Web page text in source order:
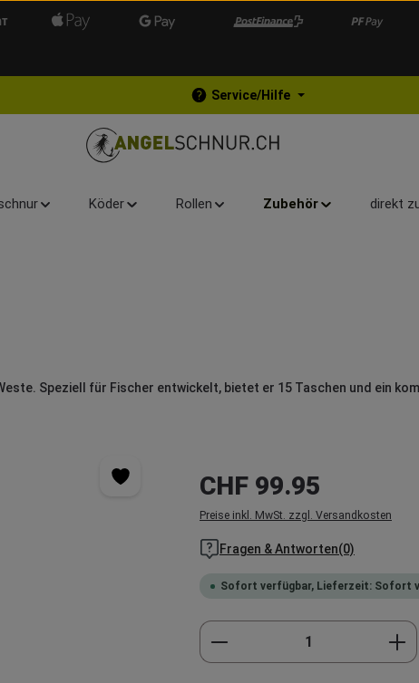
Service/Hilfe
Köder Rollen Zubehör direkt
Speziell für Fischer entwickelt, bietet er 15 Taschen und ein
Regulärer Preis:
CHF 99.95
Preise inkl. MwSt. zzgl. Versandkosten
Fragen & Antworten(0)
Sofort verfügbar, Lieferzeit: Sofort
Produkt Anzahl: Gib